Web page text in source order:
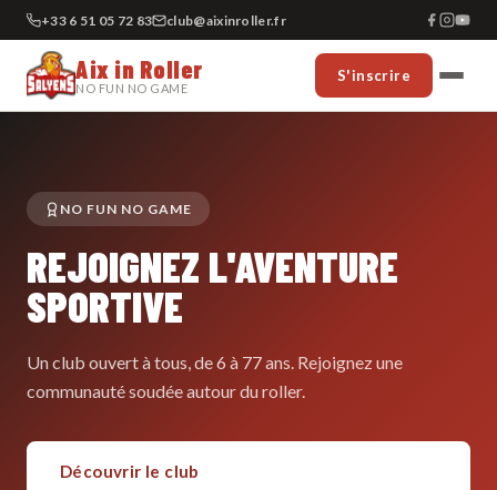
+33 6 51 05 72 83 club@aixinroller.fr
Aix in Roller
NO FUN NO GAME
S'inscrire
NO FUN NO GAME
REJOIGNEZ L'AVENTURE
SPORTIVE
Un club ouvert à tous, de 6 à 77 ans. Rejoignez une
communauté soudée autour du roller.
Découvrir le club